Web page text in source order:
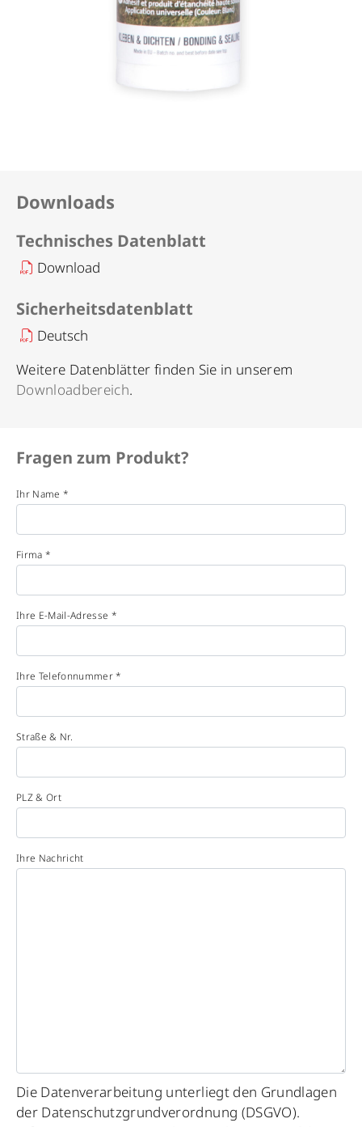
Downloads
Technisches Datenblatt
Download
Sicherheitsdatenblatt
Deutsch
Weitere Datenblätter finden Sie in unserem
Downloadbereich.
Fragen zum Produkt?
Ihr Name *
Firma *
Ihre E-Mail-Adresse *
Ihre Telefonnummer *
Straße & Nr.
PLZ & Ort
Ihre Nachricht
Die Datenverarbeitung unterliegt den Grundlagen
der Datenschutzgrundverordnung (DSGVO).